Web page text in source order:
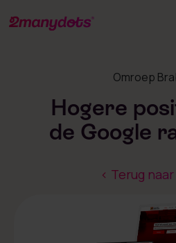
Omroep
Hogere
de Google
< Terug